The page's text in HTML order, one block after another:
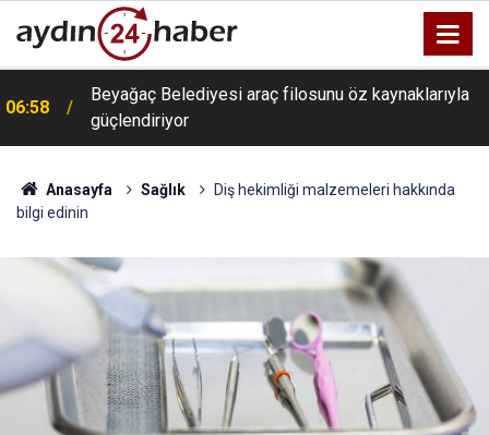
06:58
Beyağaç Belediyesi araç filosunu öz kaynaklarıyla
güçlendiriyor
Anasayfa Sağlık
Diş hekimliği malzemeleri hakkında
bilgi edinin